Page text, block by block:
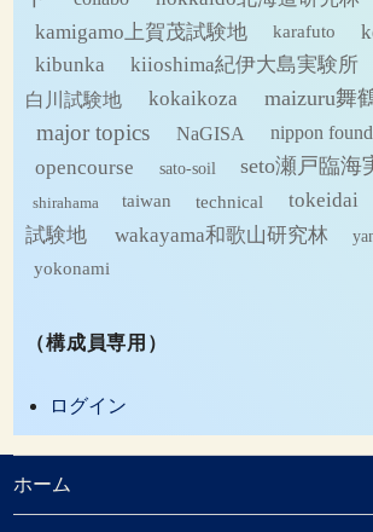
kamigamo上賀茂試験地 karafuto
kibunka
kiioshima紀伊大島実験所
白川試験地
kokaikoza maizuru舞
major topics NaGISA nippon
opencourse sato-soil seto瀬戸臨海
shirahama taiwan technical tokeidai
試験地
wakayama和歌山研究林
yokonami
（構成員専用）
ログイン
ホーム